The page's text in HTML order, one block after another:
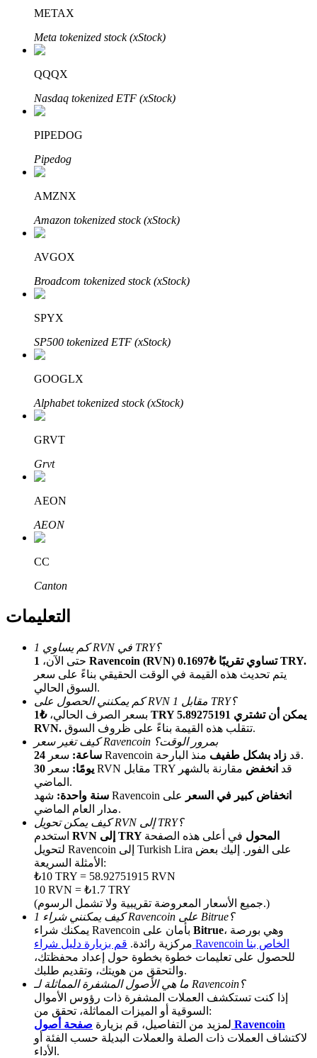
الاستثمار التلقائي
تعرف على كيفية كسب الدخل السلبي
Bitrue
شركاء بيترو
شركاء Bitrue
الإحالة
قم بدعوة صديق لتحصل على مكافآت نقدية
BTC Welcome Rewards
BTC Welcome Rewards
Deposit & Trade BTC to Share 25000 USDT prize pool!
METAX
Meta tokenized stock (xStock)
QQQX
Nasdaq tokenized ETF (xStock)
PIPEDOG
Pipedog
AMZNX
Amazon tokenized stock (xStock)
AVGOX
Broadcom tokenized stock (xStock)
SPYX
SP500 tokenized ETF (xStock)
GOOGLX
Alphabet tokenized stock (xStock)
GRVT
Grvt
AEON
AEON
CC
Canton
التعليمات
كم يساوي 1 RVN في TRY؟
حتى الآن،
1 Ravencoin (RVN) تساوي تقريبًا ₺0.1697 TRY.
يتم تحديث هذه القيمة في الوقت الحقيقي بناءً على سعر
السوق الحالي.
كم يمكنني الحصول على RVN مقابل 1 TRY؟
بسعر الصرف الحالي،
₺1 TRY يمكن أن تشتري 5.89275191
RVN.
تتقلب هذه القيمة بناءً على ظروف السوق.
كيف تغير سعر Ravencoin بمرور الوقت؟
24 ساعة:
سعر Ravencoin قد زاد بشكل طفيف
منذ البارحة.
30 يومًا:
سعر RVN مقابل TRY قد انخفض مقارنة بالشهر
الماضي.
سنة واحدة: شهد Ravencoin انخفاض كبير في السعر
على
مدار العام الماضي.
كيف يمكن تحويل RVN إلى TRY؟
RVN إلى TRY المحول في أعلى هذه الصفحة
لتحويل Ravencoin إلى Turkish Lira على الفور. إليك بعض
الأمثلة السريعة:
₺10 TRY = 58.92751915 RVN
10 RVN = ₺1.7 TRY
(جميع الأسعار المعروضة تقريبية ولا تشمل الرسوم.)
كيف يمكنني شراء 1 Ravencoin على Bitrue؟
Bitrue، وهي بورصة
مركزية رائدة.
قم بزيارة دليل شراء Ravencoin الخاص بنا
للحصول على تعليمات خطوة بخطوة حول إعداد محفظتك،
والتحقق من هويتك، وتقديم طلبك.
ما هي الأصول المشفرة المماثلة لـ Ravencoin؟
إذا كنت تستكشف العملات المشفرة ذات رؤوس الأموال
السوقية أو الميزات المماثلة، تحقق من:
لمزيد من التفاصيل، قم بزيارة صفحة أصول Ravencoin
لاكتشاف العملات ذات الصلة والعملات البديلة حسب الفئة أو
الأداء.